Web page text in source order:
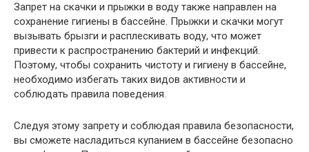
Запрет на скачки и прыжки в воду также направлен на
сохранение гигиены в бассейне. Прыжки и скачки могут
вызывать брызги и расплескивать воду, что может
привести к распространению бактерий и инфекций.
Поэтому, чтобы сохранить чистоту и гигиену в бассейне,
необходимо избегать таких видов активности и
соблюдать правила поведения.
Следуя этому запрету и соблюдая правила безопасности,
вы сможете насладиться купанием в бассейне безопасно